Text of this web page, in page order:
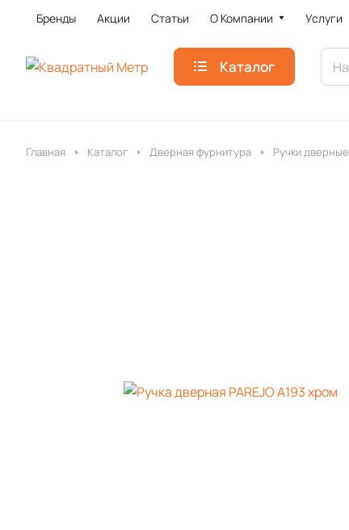
Бренды Акции Статьи О Компании Услуги
Каталог
Главная Каталог Дверная фурнитура Ручки дверные